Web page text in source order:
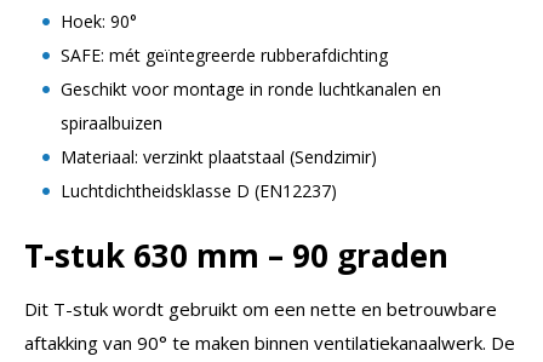
Hoek: 90°
SAFE: mét geïntegreerde rubberafdichting
Geschikt voor montage in ronde luchtkanalen en
spiraalbuizen
Materiaal: verzinkt plaatstaal (Sendzimir)
Luchtdichtheidsklasse D (EN12237)
T-stuk 630 mm – 90 graden
Dit T-stuk wordt gebruikt om een nette en betrouwbare
aftakking van 90° te maken binnen ventilatiekanaalwerk. De